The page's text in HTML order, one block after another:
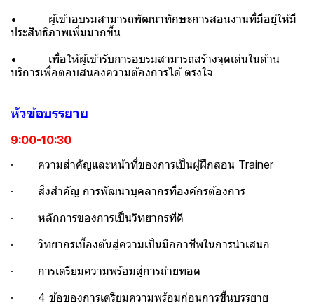
• ผู้เข้าอบรมสามารถพัฒนาทักษะการสอนงานที่มีอยู่ให้มี
ประสิทธิภาพเพิ่มมากขึ้น
• เพื่อให้ผู้เข้ารับการอบรมสามารถสร้างจุดเด่นในด้าน
บริการเพื่อตอบสนองความต้องการได้ ตรงใจ
หัวข้อบรรยาย
9:00-10:30
· ความสําคัญและหน้าที่ของการเป็นผู้ฝึกสอน Trainer
· สิ่งสําคัญ การพัฒนาบุคลากรที่องค์กรต้องการ
· หลักการของการเป็นวิทยากรที่ดี
· วิทยากรเบื้องต้นสู่ความเป็นมืออาชีพในการนําเสนอ
· การเตรียมความพร้อมสู่การถ่ายทอด
· 4 ข้อของการเตรียมความพร้อมก่อนการขึ้นบรรยาย